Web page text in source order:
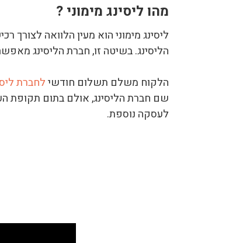
מהו ליסינג מימוני ?
הליסינג. בשיטה זו, חברת הליסינג
הלקוח משלם תשלום חודשילחברת
שם חברת הליסינג, אולם בתום תקופת
לעסקה נוספת.